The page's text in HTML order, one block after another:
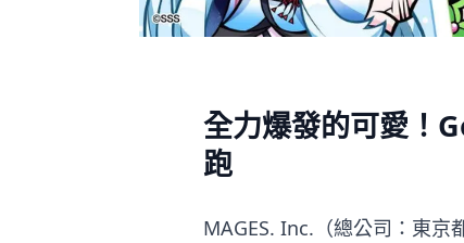
全力爆發的可愛！
跑
MAGES. Inc.（總公司：東京